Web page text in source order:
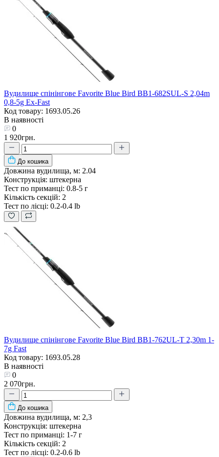
Вудилище спінінгове Favorite Blue Bird BB1-682SUL-S 2,04m
0,8-5g Ex-Fast
Код товару: 1693.05.26
В наявності
0
1 920грн.
До кошика
Довжина вудилища, м: 2.04
Конструкція: штекерна
Тест по приманці: 0.8-5 г
Кількість секцій: 2
Тест по лісці: 0.2-0.4 lb
Вудилище спінінгове Favorite Blue Bird BB1-762UL-T 2,30m 1-
7g Fast
Код товару: 1693.05.28
В наявності
0
2 070грн.
До кошика
Довжина вудилища, м: 2,3
Конструкція: штекерна
Тест по приманці: 1-7 г
Кількість секцій: 2
Тест по лісці: 0.2-0.6 lb